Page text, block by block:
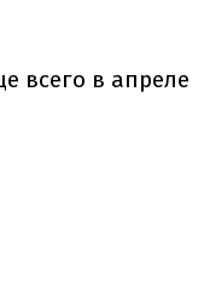
всего в апреле